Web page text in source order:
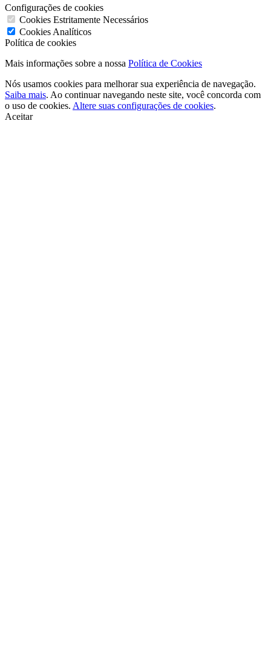
Configurações de cookies
Cookies Estritamente Necessários
Cookies Analíticos
Política de cookies
Mais informações sobre a nossa Política de Cookies
Nós usamos cookies para melhorar sua experiência de navegação.
Saiba mais. Ao continuar navegando neste site, você concorda com
o uso de cookies. Altere suas configurações de cookies.
Aceitar